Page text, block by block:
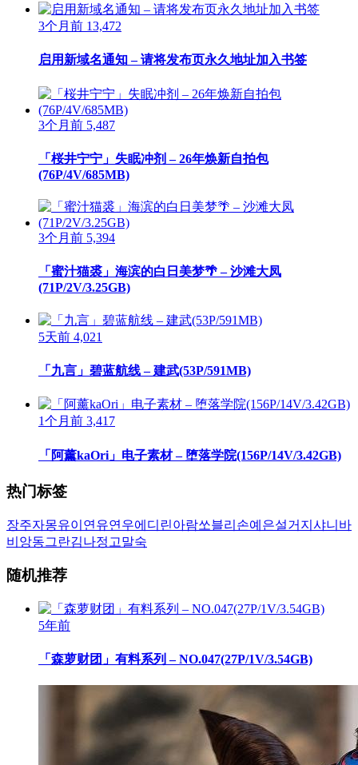
3个月前 13,472
启用新域名通知 – 请将发布页永久地址加入书签
3个月前 5,487
「桜井宁宁」失眠冲剂 – 26年焕新自拍包
(76P/4V/685MB)
3个月前 5,394
「蜜汁猫裘」海滨的白日美梦🌴 – 沙滩大凤
(71P/2V/3.25GB)
5天前 4,021
「九言」碧蓝航线 – 建武(53P/591MB)
1个月前 3,417
「阿薰kaOri」电子素材 – 堕落学院(156P/14V/3.42GB)
热门标签
장주자몽유이 연유연우에디린아람쏘블리 손예은설거지 샤니 바
비앙동그란김나정 고말숙
随机推荐
5年前
「森萝财团」有料系列 – NO.047(27P/1V/3.54GB)